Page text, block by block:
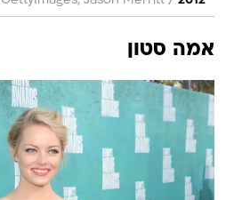
אמה סטון